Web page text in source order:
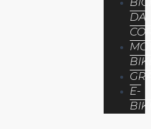
DA
E-